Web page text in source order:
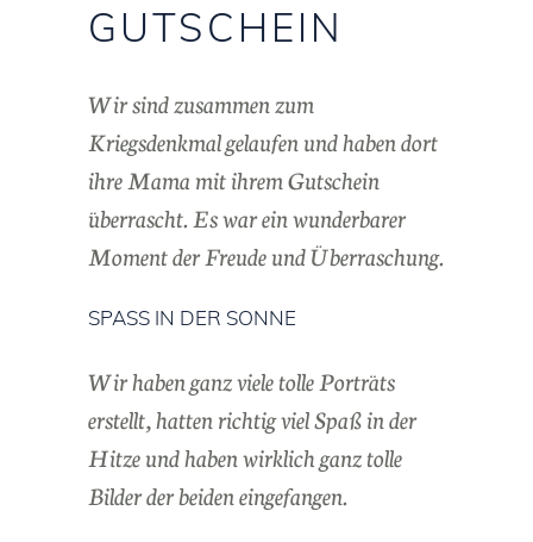
GUTSCHEIN
Wir sind zusammen zum
Kriegsdenkmal gelaufen und haben dort
ihre Mama mit ihrem Gutschein
überrascht. Es war ein wunderbarer
Moment der Freude und Überraschung.
SPASS IN DER SONNE
Wir haben ganz viele tolle Porträts
erstellt, hatten richtig viel Spaß in der
Hitze und haben wirklich ganz tolle
Bilder der beiden eingefangen.